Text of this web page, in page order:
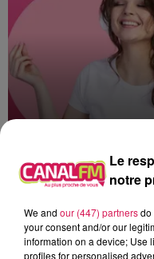
0h00 - 6h00
Les hits de Canal FM
Le
notre
We and our (447) partnersdo
your consent and/or our
information on a device; Use
profiles for personalised